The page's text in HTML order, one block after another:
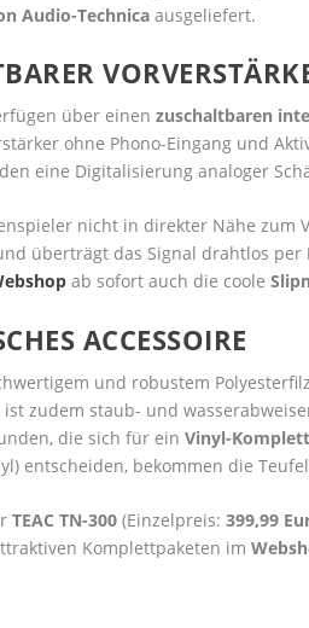
Audio-Technica ausgeliefert.
über einenzuschaltbaren
ohne Phono-Eingang und
eine Digitalisierung analoger
nicht in direkter Nähe zum
überträgt das Signal drahtlos per
ab sofort auch die coole
ACCESSOIRE
und robustem
zudem staub- und
die sich für ein Vinyl-
entscheiden, bekommen die
TEAC TN-300 (Einzelpreis: 399,99
Komplettpaketen im